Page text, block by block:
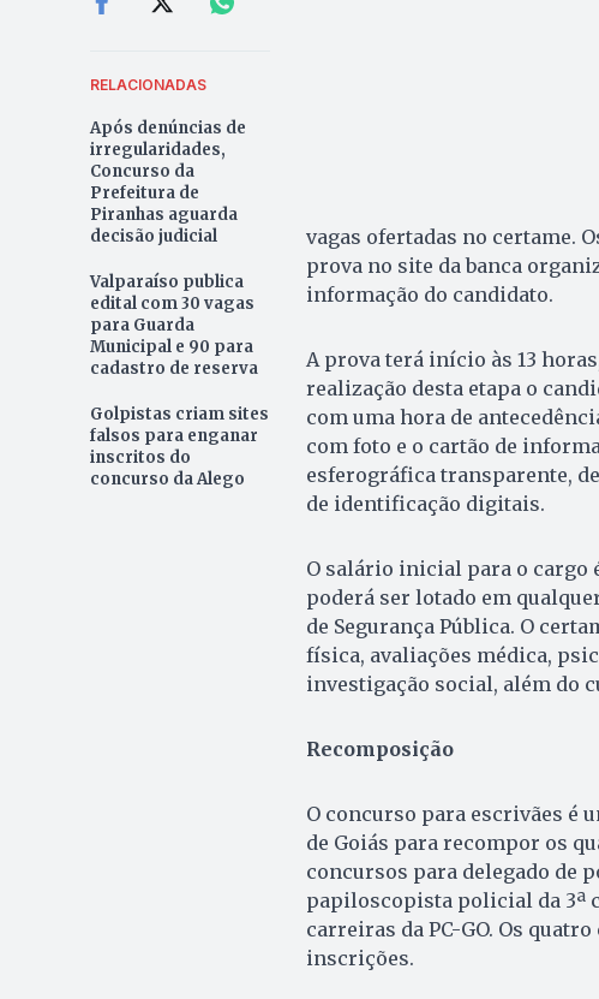
RELACIONADAS
Após denúncias de
irregularidades,
Concurso da
Prefeitura de
Piranhas aguarda
decisão judicial
Valparaíso publica
edital com 30 vagas
para Guarda
Municipal e 90 para
cadastro de reserva
Golpistas criam sites
falsos para enganar
inscritos do
concurso da Alego
vagas ofertadas no certame.
prova no site da banca
informação do candidato.
A prova terá início às 13
realização desta etapa o
com uma hora de
com foto e o cartão de
esferográfica transparente,
de identificação digitais.
O salário inicial para o cargo
poderá ser lotado em
de Segurança Pública. O
física, avaliações médica,
investigação social, além do
Recomposição
O concurso para escrivães é
de Goiás para recompor os
concursos para delegado de
papiloscopista policial da 3ª
carreiras da PC-GO. Os
inscrições.